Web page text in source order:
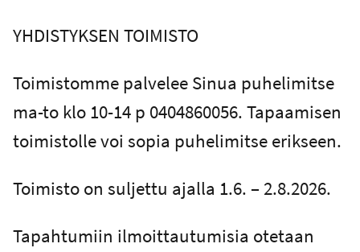
YHDISTYKSEN TOIMISTO
Toimistomme palvelee Sinua puhelimitse
ma-to klo 10-14 p 0404860056. Tapaamisen
toimistolle voi sopia puhelimitse erikseen.
Toimisto on suljettu ajalla 1.6. – 2.8.2026.
Tapahtumiin ilmoittautumisia otetaan